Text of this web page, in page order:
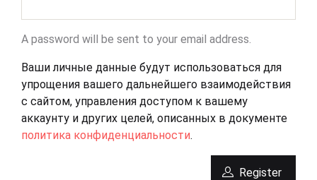
A password will be sent to your email address.
Ваши личные данные будут использоваться для
упрощения вашего дальнейшего взаимодействия
с сайтом, управления доступом к вашему
аккаунту и других целей, описанных в документе
политика конфиденциальности.
Register